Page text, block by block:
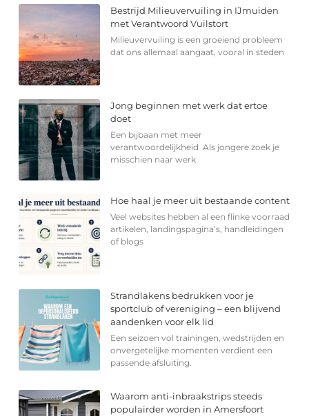
Bestrijd Milieuvervuiling in IJmuiden
met Verantwoord Vuilstort
Milieuvervuiling is een groeiend probleem
dat ons allemaal aangaat, vooral in steden
Jong beginnen met werk dat ertoe
doet
Een bijbaan met meer
verantwoordelijkheid Als jongere zoek je
misschien naar werk
Hoe haal je meer uit bestaande content
Veel websites hebben al een flinke voorraad
artikelen, landingspagina’s, handleidingen
of blogs
Strandlakens bedrukken voor je
sportclub of vereniging – een blijvend
aandenken voor elk lid
Een seizoen vol trainingen, wedstrijden en
onvergetelijke momenten verdient een
passende afsluiting.
Waarom anti-inbraakstrips steeds
populairder worden in Amersfoort